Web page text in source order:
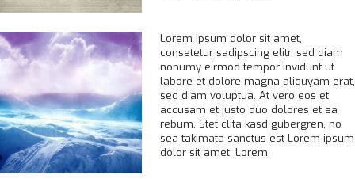
Lorem ipsum dolor sit amet,
consetetur sadipscing elitr, sed diam
nonumy eirmod tempor invidunt ut
labore et dolore magna aliquyam erat,
sed diam voluptua. At vero eos et
accusam et justo duo dolores et ea
rebum. Stet clita kasd gubergren, no
sea takimata sanctus est Lorem ipsum
dolor sit amet. Lorem